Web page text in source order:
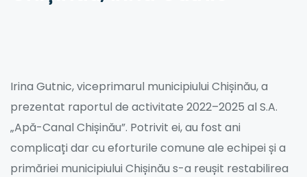
Irina Gutnic, viceprimarul municipiului Chișinău, a
prezentat raportul de activitate 2022–2025 al S.A.
„Apă-Canal Chișinău”. Potrivit ei, au fost ani
complicați dar cu eforturile comune ale echipei și a
primăriei municipiului Chișinău s-a reușit restabilirea